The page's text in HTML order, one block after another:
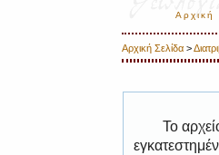
Αρχική
Αρχική Σελίδα >
Το